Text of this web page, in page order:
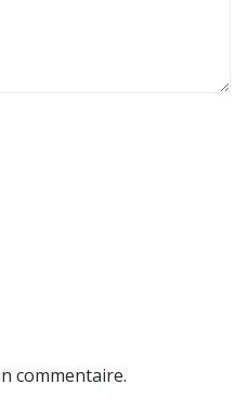
commentaire.